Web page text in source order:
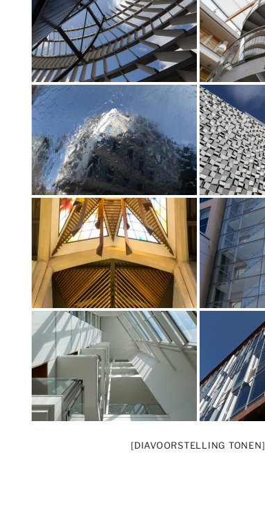
[DIAVOORSTELLING TONEN]